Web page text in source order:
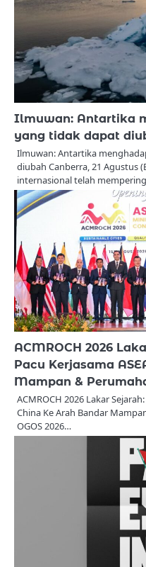
Ilmuwan: Antartika
yang tidak dapat
Ilmuwan: Antartika
diubah Canberra, 21 Agustus
internasional telah
ACMROCH 2026
Pacu Kerjasama
Mampan &
ACMROCH 2026 Lakar
China Ke Arah Bandar
OGOS 2026…